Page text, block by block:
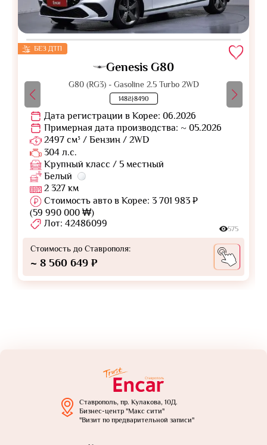
БЕЗ ДТП
Genesis G80
G80 (RG3) - Gasoline 2.5 Turbo 2WD
148라8490
Дата регистрации в Корее: 06.2026
Примерная дата производства: ~ 05.2026
2497 см³ / Бензин / 2WD
304 л.с.
Крупный класс / 5 местный
Белый
2 327 км
Стоимость авто в Корее: 3 701 983 ₽
(59 990 000 ₩)
Лот: 42486099
575
Стоимость до Ставрополя:
~ 8 560 649 ₽
Ставрополь, пр. Кулакова, 10Д.
Бизнес-центр "Макс сити"
"Визит по предварительной записи"